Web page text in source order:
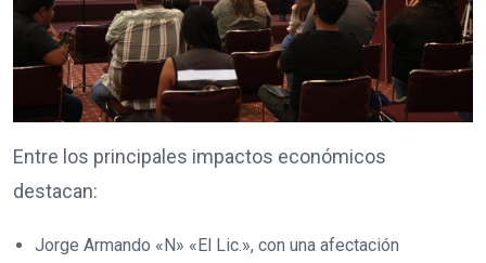
Entre los principales impactos económicos
destacan:
Jorge Armando «N» «El Lic.», con una afectación